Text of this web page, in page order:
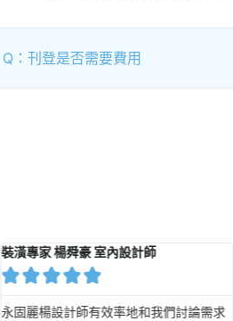
Q：刊登是否需要費用
裝潢專家 楊舜豪 室內設計師
    
永固麗楊設計師有效率地和我們討論需求